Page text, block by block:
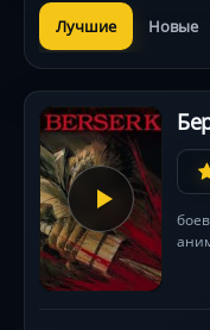
Лучшие Новые